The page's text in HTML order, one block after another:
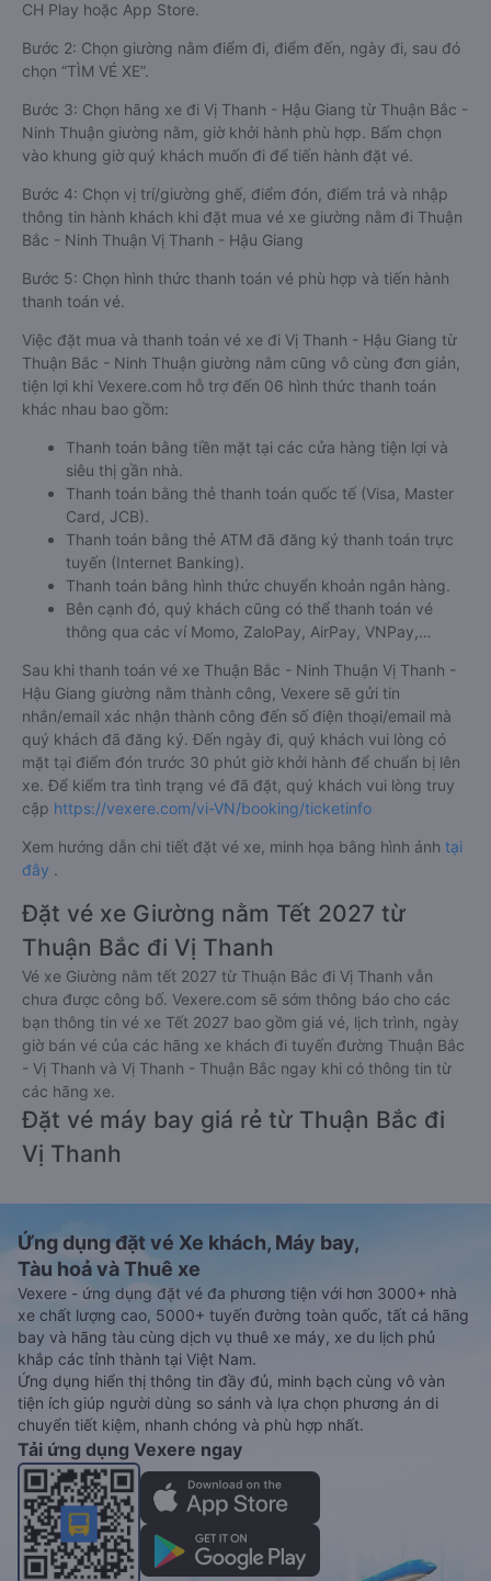
CH Play hoặc App Store.
Bước 2: Chọn giường nằm điểm đi, điểm đến, ngày đi, sau đó
chọn “TÌM VÉ XE”.
Bước 3: Chọn hãng xe đi Vị Thanh - Hậu Giang từ Thuận Bắc -
Ninh Thuận giường nằm, giờ khởi hành phù hợp. Bấm chọn
vào khung giờ quý khách muốn đi để tiến hành đặt vé.
Bước 4: Chọn vị trí/giường ghế, điểm đón, điểm trả và nhập
thông tin hành khách khi đặt mua vé xe giường nằm đi Thuận
Bắc - Ninh Thuận Vị Thanh - Hậu Giang
Bước 5: Chọn hình thức thanh toán vé phù hợp và tiến hành
thanh toán vé.
Việc đặt mua và thanh toán vé xe đi Vị Thanh - Hậu Giang từ
Thuận Bắc - Ninh Thuận giường nằm cũng vô cùng đơn giản,
tiện lợi khi Vexere.com hỗ trợ đến 06 hình thức thanh toán
khác nhau bao gồm:
Thanh toán bằng tiền mặt tại các cửa hàng tiện lợi và
siêu thị gần nhà.
Thanh toán bằng thẻ thanh toán quốc tế (Visa, Master
Card, JCB).
Thanh toán bằng thẻ ATM đã đăng ký thanh toán trực
tuyến (Internet Banking).
Thanh toán bằng hình thức chuyển khoản ngân hàng.
Bên cạnh đó, quý khách cũng có thể thanh toán vé
thông qua các ví Momo, ZaloPay, AirPay, VNPay,…
Sau khi thanh toán vé xe Thuận Bắc - Ninh Thuận Vị Thanh -
Hậu Giang giường nằm thành công, Vexere sẽ gửi tin
nhắn/email xác nhận thành công đến số điện thoại/email mà
quý khách đã đăng ký. Đến ngày đi, quý khách vui lòng có
mặt tại điểm đón trước 30 phút giờ khởi hành để chuẩn bị lên
xe. Để kiểm tra tình trạng vé đã đặt, quý khách vui lòng truy
cập https://vexere.com/vi-VN/booking/ticketinfo
Xem hướng dẫn chi tiết đặt vé xe, minh họa bằng hình ảnh tại
đây .
Đặt vé xe Giường nằm Tết 2027 từ
Thuận Bắc đi Vị Thanh
Vé xe Giường nằm tết 2027 từ Thuận Bắc đi Vị Thanh vẫn
chưa được công bố. Vexere.com sẽ sớm thông báo cho các
bạn thông tin vé xe Tết 2027 bao gồm giá vé, lịch trình, ngày
giờ bán vé của các hãng xe khách đi tuyến đường Thuận Bắc
- Vị Thanh và Vị Thanh - Thuận Bắc ngay khi có thông tin từ
các hãng xe.
Đặt vé máy bay giá rẻ từ Thuận Bắc đi
Vị Thanh
Ứng dụng đặt vé Xe khách, Máy bay,
Tàu hoả và Thuê xe
Vexere - ứng dụng đặt vé đa phương tiện với hơn 3000+ nhà
xe chất lượng cao, 5000+ tuyến đường toàn quốc, tất cả hãng
bay và hãng tàu cùng dịch vụ thuê xe máy, xe du lịch phủ
khắp các tỉnh thành tại Việt Nam.
Ứng dụng hiển thị thông tin đầy đủ, minh bạch cùng vô vàn
tiện ích giúp người dùng so sánh và lựa chọn phương án di
chuyển tiết kiệm, nhanh chóng và phù hợp nhất.
Tải ứng dụng Vexere ngay